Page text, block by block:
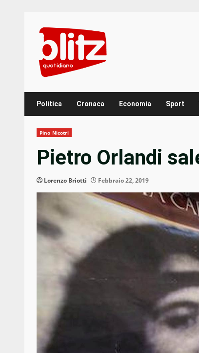
content
Politica Cronaca Economia Sport
Pino Nicotri
Pietro Orlandi
Lorenzo Briotti Febbraio 22, 2019